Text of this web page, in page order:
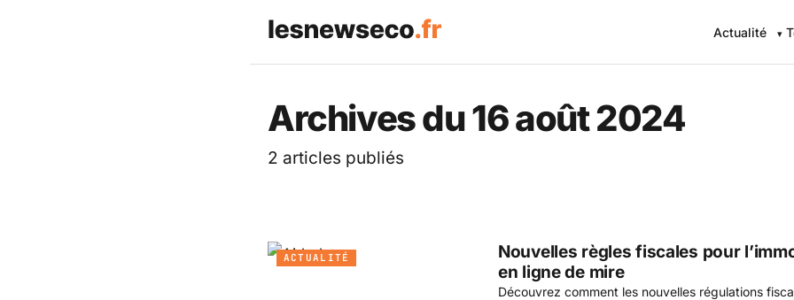
Les News Eco .fr — L'information
Actualité
Archives du 16 août 2024
2 articles publiés
ACTUALITÉ
Nouvelles règles fiscales pour
en ligne de mire
Découvrez comment les nouvelles régulations